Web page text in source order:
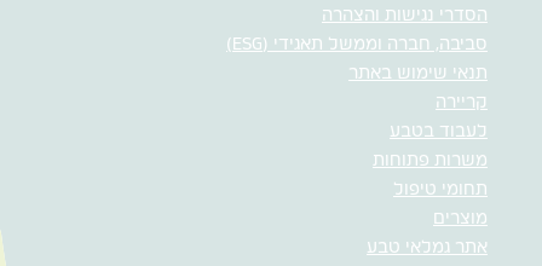
הסדרי נגישות והצהרה
סביבה, חברה וממשל תאגידי (ESG)
תנאי שימוש באתר
קריירה
לעבוד בטבע
משרות פתוחות
תחומי טיפול
מוצרים
אתר גמלאי טבע